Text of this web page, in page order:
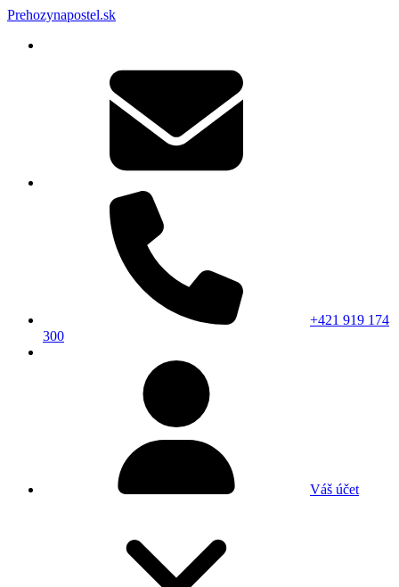
Prehozynapostel.sk
+421 919 174
300
Váš účet